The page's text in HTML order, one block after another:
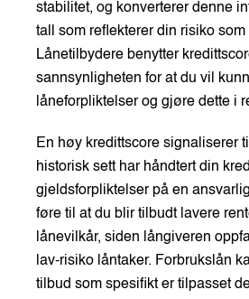
stabilitet, og konverterer denne
tall som reflekterer din risiko som
Lånetilbydere benytter
sannsynligheten for at du vil
låneforpliktelser og gjøre dette i
En høy kredittscore signaliserer
historisk sett har håndtert din
gjeldsforpliktelser på en
føre til at du blir tilbudt lavere
lånevilkår, siden långiveren
lav-risiko låntaker. Forbrukslån
tilbud som spesifikt er tilpasset